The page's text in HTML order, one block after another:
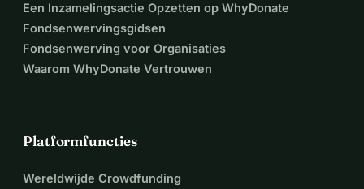
Een Inzamelingsactie Opzetten op WhyDonate
Fondsenwervingsgidsen
Fondsenwerving voor Organisaties
Waarom WhyDonate Vertrouwen
Platformfuncties
Wereldwijde Crowdfunding